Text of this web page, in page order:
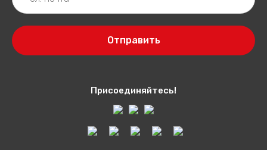
Присоединяйтесь!
Отправить